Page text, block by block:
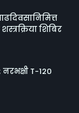
शिबिर
T-120